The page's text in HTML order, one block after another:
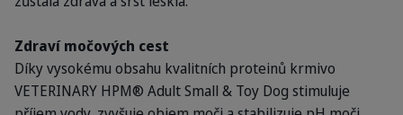
Zdraví močových cest
Díky vysokému obsahu kvalitních proteinů krmivo
VETERINARY HPM® Adult Small & Toy Dog stimuluje